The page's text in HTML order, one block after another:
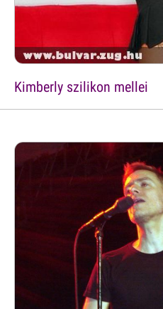
Kimberly szilikon mellei